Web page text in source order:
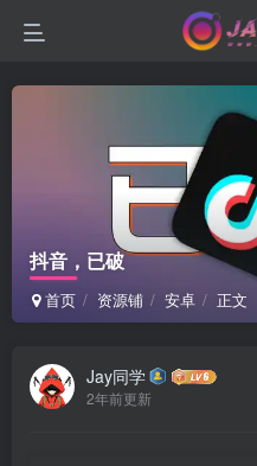
抖音，已破
首页 资源铺 安卓 正文
Jay同学
2年前更新